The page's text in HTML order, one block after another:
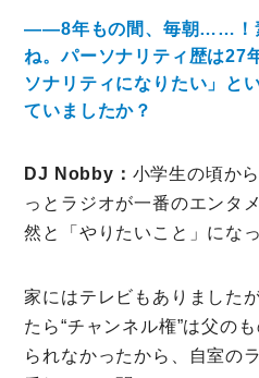
――8年もの間、毎朝……！
ね。パーソナリティ歴は27
ソナリティになりたい」と
ていましたか？
DJ Nobby： 小学生の頃か
っとラジオが一番のエンタ
然と「やりたいこと」にな
家にはテレビもありました
たら“チャンネル権”は父の
られなかったから、自室の